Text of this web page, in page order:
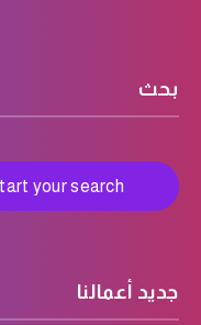
بحث
جديد أعمالنا